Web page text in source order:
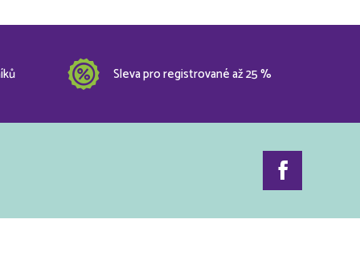
Sleva pro registrované až 25 %